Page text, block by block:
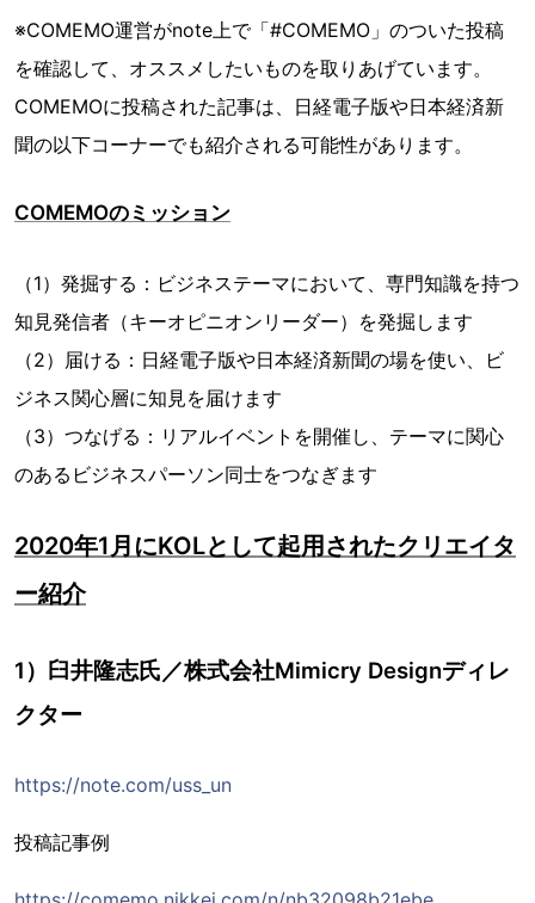
※COMEMO運営がnote上で「#COMEMO」のついた投稿
を確認して、オススメしたいものを取りあげています。
COMEMOに投稿された記事は、日経電子版や日本経済新
聞の以下コーナーでも紹介される可能性があります。
COMEMOのミッション
（1）発掘する：ビジネステーマにおいて、専門知識を持つ
知見発信者（キーオピニオンリーダー）を発掘します
（2）届ける：日経電子版や日本経済新聞の場を使い、ビ
ジネス関心層に知見を届けます
（3）つなげる：リアルイベントを開催し、テーマに関心
のあるビジネスパーソン同士をつなぎます
2020年1月にKOLとして起用されたクリエイタ
ー紹介
1）臼井隆志氏／株式会社Mimicry Designディレ
クター
https://note.com/uss_un
投稿記事例